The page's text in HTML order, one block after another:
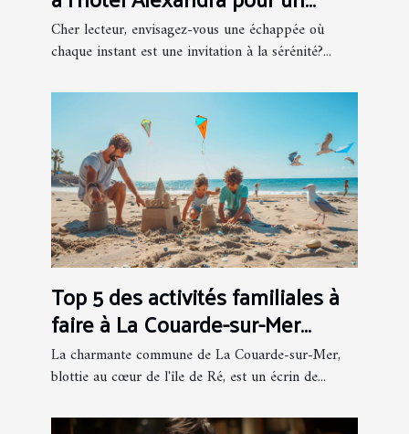
séjour inoubliable
Cher lecteur, envisagez-vous une échappée où
chaque instant est une invitation à la sérénité?...
Top 5 des activités familiales à
faire à La Couarde-sur-Mer
pendant l'été
La charmante commune de La Couarde-sur-Mer,
blottie au cœur de l'île de Ré, est un écrin de...